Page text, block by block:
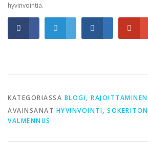
hyvinvointia.
KATEGORIASSA BLOGI, RAJOITTAMINEN
AVAINSANAT HYVINVOINTI, SOKERITON
VALMENNUS